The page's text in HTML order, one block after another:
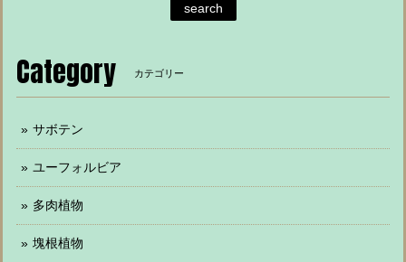
search
Category カテゴリー
サボテン
ユーフォルビア
多肉植物
塊根植物